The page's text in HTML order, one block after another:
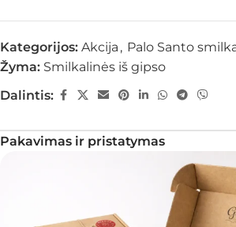
Kategorijos: Akcija , Palo Santo
Žyma: Smilkalinės iš gipso
Dalintis:
Pakavimas ir pristatymas